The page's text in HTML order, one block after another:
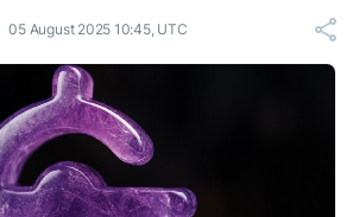
05 August 2025 10:45, UTC